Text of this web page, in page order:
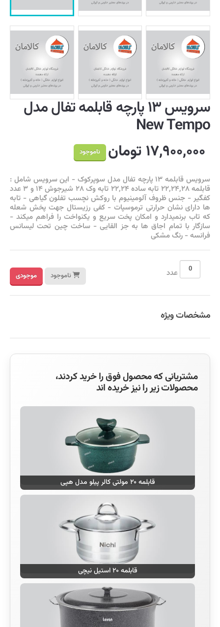
سرویس ۱۳ پارچه قابلمه تفال مدل
New Tempo
۱۷,۹۰۰,۰۰۰ تومان
ناموجود
سرویس قابلمه ۱۳ پارچه تفال مدل سوپرکوک - این سرویس شامل :
قابلمه ۲۲,۲۴,۲۸ تابه ساده ۲۲,۲۴ تابه وک ۲۸ شیرجوش ۱۴ و ۳ عدد
کفگیر - جنس ظروف آلومینیوم با روکش نچسب تفلون گیاهی - تابه
ها دارای نشان حرارتی ترموسپات - کفی رزیستال جهت پخش شعله
که تاب برنمیدارد و امکان پخت سریع و یکنواخت را فراهم میکند -
سازگار با تمام اجاق ها به جز القایی - ساخت چین تحت لیسانس
فرانسه - رنگ مشکی
موجودی عدد ناموجود
مشخصات ویژه
مشتریانی که محصول فوق را خرید کردند،
محصولات زیر را نیز خریده اند
قابلمه ۲۰ مولتی کالر پیلو مدل هپی
قابلمه ۲۰ استیل نیچی